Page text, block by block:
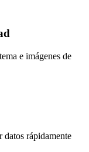
e imágenes de
datos rápidamente